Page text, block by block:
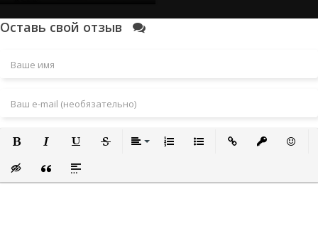
Оставь свой отзыв
Полужирный
Вставка скрытого текста
Вставка цитаты
Вставка спойлера